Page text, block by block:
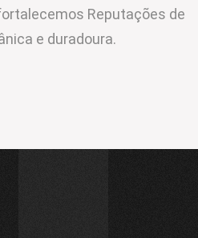
Reputações de
e duradoura.